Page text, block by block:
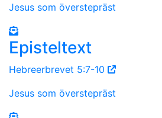
Jesus som överstepräst
Episteltext
Hebreerbrevet 5:7-10
Jesus som överstepräst